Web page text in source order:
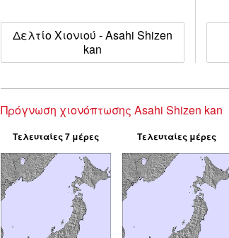
Δελτίο Χιονιού - Asahi Shizen
kan
Πρόγνωση χιονόπτωσης Asahi Shizen kan
Τελευταίες 7 μέρες Τελευταίες μέρες